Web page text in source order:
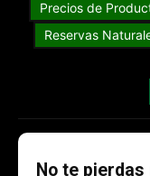
Precios de
Reservas
No te